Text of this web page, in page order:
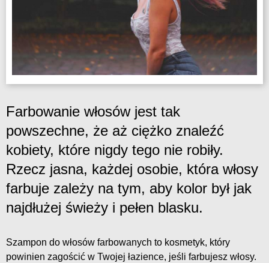
Farbowanie włosów jest tak
powszechne, że aż ciężko znaleźć
kobiety, które nigdy tego nie robiły.
Rzecz jasna, każdej osobie, która włosy
farbuje zależy na tym, aby kolor był jak
najdłużej świeży i pełen blasku.
Szampon do włosów farbowanych to kosmetyk, który
powinien zagościć w Twojej łazience, jeśli farbujesz włosy.